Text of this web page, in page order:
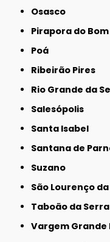
Osasco
Pirapora do
Poá
Ribeirão Pires
Rio Grande da
Salesópolis
Santa Isabel
Santana de
Suzano
São Lourenço
Taboão da Serra
Vargem